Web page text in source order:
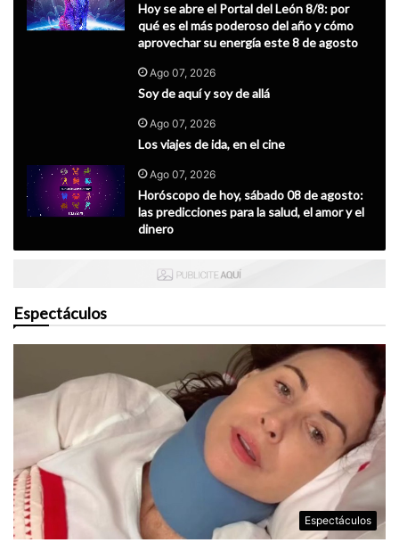
Hoy se abre el Portal del León 8/8: por
qué es el más poderoso del año y cómo
aprovechar su energía este 8 de agosto
Ago 07, 2026
Soy de aquí y soy de allá
Ago 07, 2026
Los viajes de ida, en el cine
Ago 07, 2026
Horóscopo de hoy, sábado 08 de agosto:
las predicciones para la salud, el amor y el
dinero
Espectáculos
Espectáculos